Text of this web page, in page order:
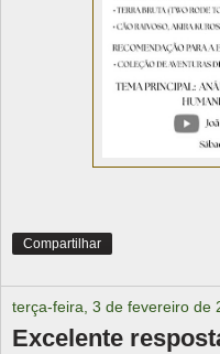
Compartilhar
terça-feira, 3 de fevereiro de
Excelente